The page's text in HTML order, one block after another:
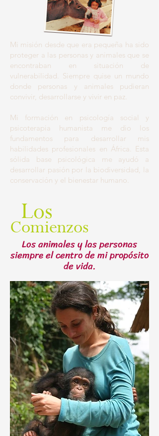
Mi misión desde que era pequeña ha sido
proteger a las personas y animales que se
encontraban en situación de
vulnerabilidad. Siempre quise un mundo
donde personas y animales pudieran
convivir, desarrollarse y vivir en paz.
Mi formación en psicología social y
psicoterapia humanista me dio los
fundamentos para desarrollar mis
habilidades profesionales en África. Esta
sólida base psicológica me ayudó a
desarrollar pasión por la biodiversidad, la
conservación y el bienestar humano.
Los
Comienzos
Los animales y las personas
siempre el centro de mi propósito
de vida.